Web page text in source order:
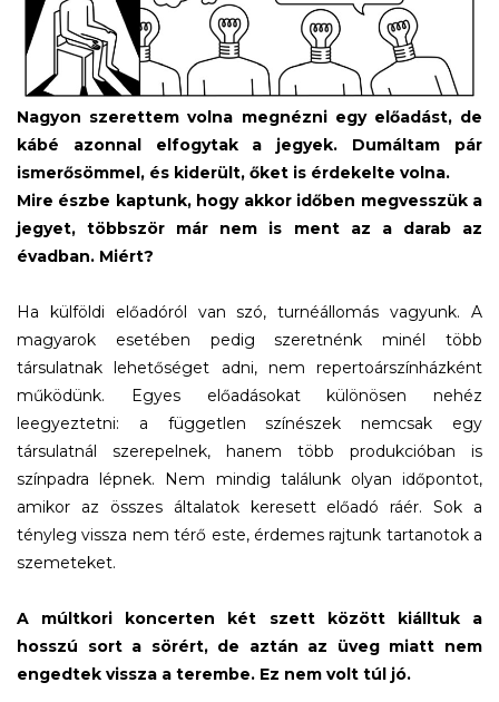
Nagyon szerettem volna megnézni egy előadást, de
kábé azonnal elfogytak a jegyek. Dumáltam pár
ismerősömmel, és kiderült, őket is érdekelte volna.
Mire észbe kaptunk, hogy akkor időben megvesszük a
jegyet, többször már nem is ment az a darab az
évadban. Miért?
Ha külföldi előadóról van szó, turnéállomás vagyunk. A
magyarok esetében pedig szeretnénk minél több
társulatnak lehetőséget adni, nem repertoárszínházként
működünk. Egyes előadásokat különösen nehéz
leegyeztetni: a független színészek nemcsak egy
társulatnál szerepelnek, hanem több produkcióban is
színpadra lépnek. Nem mindig találunk olyan időpontot,
amikor az összes általatok keresett előadó ráér. Sok a
tényleg vissza nem térő este, érdemes rajtunk tartanotok a
szemeteket.
A múltkori koncerten két szett között kiálltuk a
hosszú sort a sörért, de aztán az üveg miatt nem
engedtek vissza a terembe. Ez nem volt túl jó.